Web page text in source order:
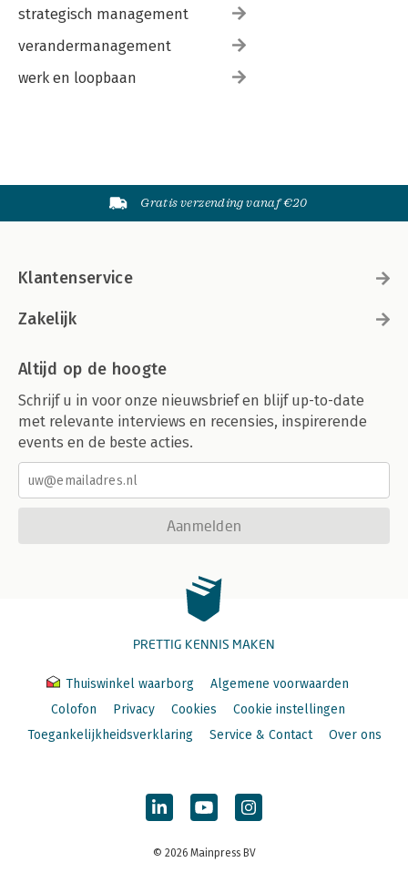
strategisch management
verandermanagement
werk en loopbaan
Gratis verzending vanaf €20
Klantenservice
Zakelijk
Altijd op de hoogte
Schrijf u in voor onze nieuwsbrief en blijf up-to-date
met relevante interviews en recensies, inspirerende
events en de beste acties.
Aanmelden
PRETTIG KENNIS MAKEN
Thuiswinkel waarborg
Algemene voorwaarden
Colofon
Privacy Cookies
Cookie instellingen
Toegankelijkheidsverklaring
Service & Contact Over ons
© 2026 Mainpress BV